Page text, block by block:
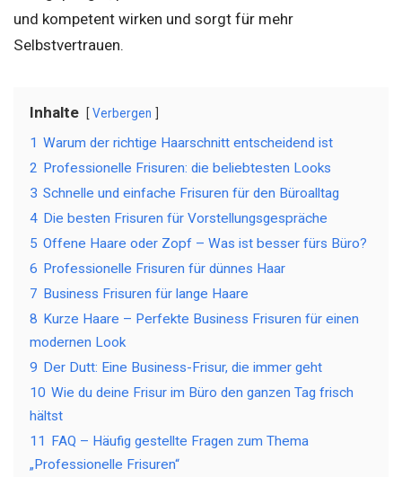
und kompetent wirken und sorgt für mehr
Selbstvertrauen.
Inhalte Verbergen
1 Warum der richtige Haarschnitt entscheidend ist
2 Professionelle Frisuren: die beliebtesten Looks
3 Schnelle und einfache Frisuren für den Büroalltag
4 Die besten Frisuren für Vorstellungsgespräche
5 Offene Haare oder Zopf – Was ist besser fürs Büro?
6 Professionelle Frisuren für dünnes Haar
7 Business Frisuren für lange Haare
8 Kurze Haare – Perfekte Business Frisuren für einen
modernen Look
9 Der Dutt: Eine Business-Frisur, die immer geht
10 Wie du deine Frisur im Büro den ganzen Tag frisch
hältst
11 FAQ – Häufig gestellte Fragen zum Thema
„Professionelle Frisuren“